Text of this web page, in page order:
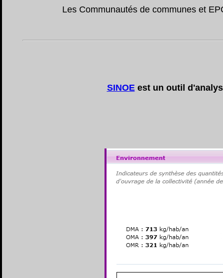
Les Communautés de communes et
SINOEest un outil